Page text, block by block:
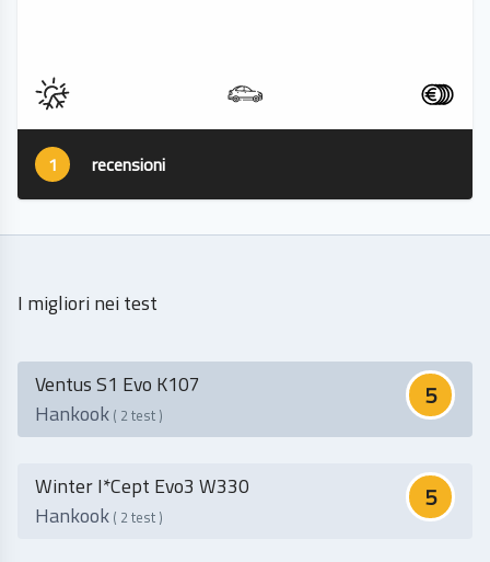
1 recensioni
I migliori nei test
5
Ventus S1 Evo K107
Hankook ( 2 test )
5
Winter I*cept Evo3 W330
Hankook ( 2 test )